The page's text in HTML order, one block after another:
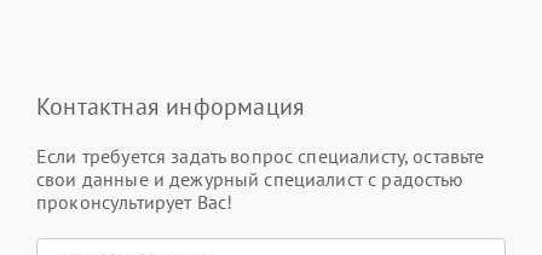
Контактная информация
Если требуется задать вопрос специалисту, оставьте
свои данные и дежурный специалист с радостью
проконсультирует Вас!